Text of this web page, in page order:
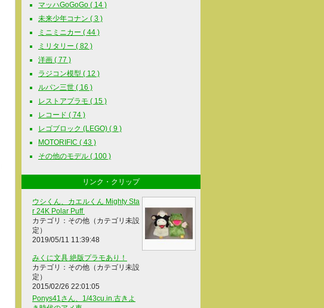
マッハGoGoGo ( 14 )
未来少年コナン ( 3 )
ミニミニカー ( 44 )
ミリタリー ( 82 )
洋画 ( 77 )
ラジコン模型 ( 12 )
ルパン三世 ( 16 )
レストアプラモ ( 15 )
レコード ( 74 )
レゴブロック (LEGO) ( 9 )
MOTORIFIC ( 43 )
その他のモデル ( 100 )
リンク・クリップ
ウシくん、カエルくん Mighty Sta
r 24K Polar Puff
カテゴリ：その他（カテゴリ未設
定）
2019/05/11 11:39:48
みくに文具 絶版プラモあり！
カテゴリ：その他（カテゴリ未設
定）
2015/02/26 22:01:05
Ponys41さん、1/43cu.in.古きよ